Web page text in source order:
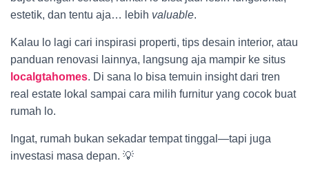
estetik, dan tentu aja… lebih valuable.
Kalau lo lagi cari inspirasi properti, tips desain interior, atau
panduan renovasi lainnya, langsung aja mampir ke situs
localgtahomes. Di sana lo bisa temuin insight dari tren
real estate lokal sampai cara milih furnitur yang cocok buat
rumah lo.
Ingat, rumah bukan sekadar tempat tinggal—tapi juga
investasi masa depan. 💡